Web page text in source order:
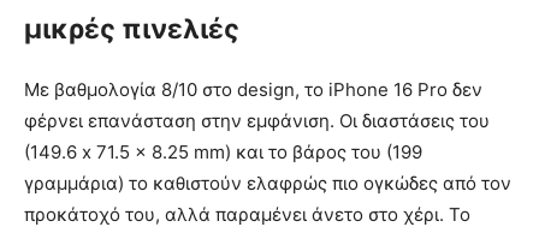
μικρές πινελιές
Με βαθμολογία 8/10 στο design, το iPhone 16 Pro δεν
φέρνει επανάσταση στην εμφάνιση. Οι διαστάσεις του
(149.6 x 71.5 x 8.25 mm) και το βάρος του (199
γραμμάρια) το καθιστούν ελαφρώς πιο ογκώδες από τον
προκάτοχό του, αλλά παραμένει άνετο στο χέρι. Το